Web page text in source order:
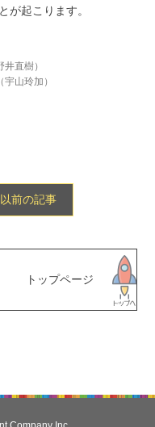
が起こります。
直樹）
山玲加）
以前の記事
トップページ